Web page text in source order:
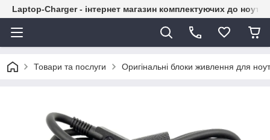
Laptop-Charger - інтернет магазин комплектуючих до
Товари та послуги Оригінальні блоки живлення для